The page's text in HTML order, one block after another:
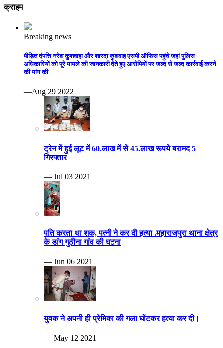
क्राइम
Breaking news
पीड़ित दंपत्ति नरेश कुशवाहा और शारदा कुशवाह एसपी ऑफिस पहुंचे जहां पुलिस
अधिकारियों को पूरे मामले की जानकारी देते हुए आरोपियों पर जल्द से जल्द कार्रवाई करने
की मांग की
—Aug 29 2022
ट्रेन में हुई लूट में 60.लाख में से 45.लाख रूपये बरामद 5
गिरफ्तार
— Jul 03 2021
पति करता था शक, पत्नी ने कर दी हत्या .महाराजपुरा थाना क्षेत्र
के डांग गुठीना गांव की घटना
— Jun 06 2021
युवक ने अपनी ही प्रेमिका की गला घोंटकर हत्या कर दी।
— May 12 2021